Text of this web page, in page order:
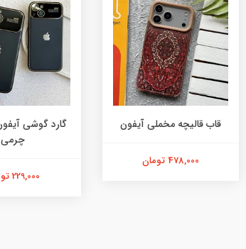
قاب قالیچه مخملی آیفون
478,000 تومان
چرمی
229,000 تومان